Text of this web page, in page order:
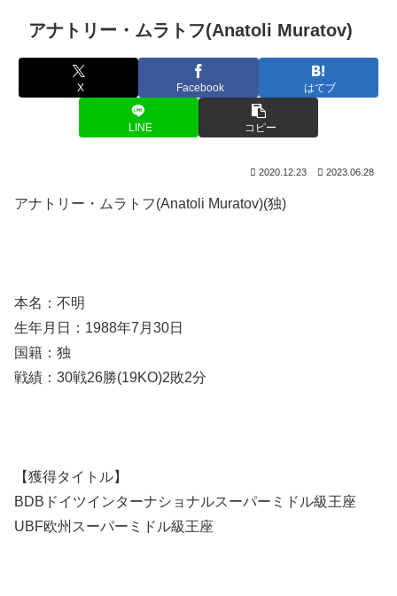
アナトリー・ムラトフ(Anatoli Muratov)
X Facebook はてブ
LINE コピー
2020.12.23 2023.06.28
アナトリー・ムラトフ(Anatoli Muratov)(独)
本名：不明
生年月日：1988年7月30日
国籍：独
戦績：30戦26勝(19KO)2敗2分
【獲得タイトル】
BDBドイツインターナショナルスーパーミドル級王座
UBF欧州スーパーミドル級王座